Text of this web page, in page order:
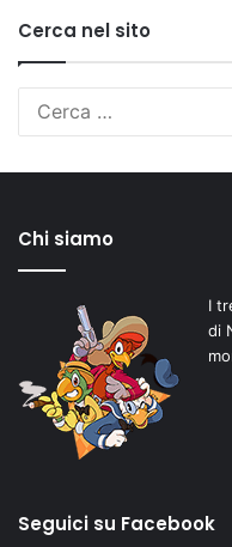
Cerca nel sito
Chi siamo
I
di
Seguici su Facebook